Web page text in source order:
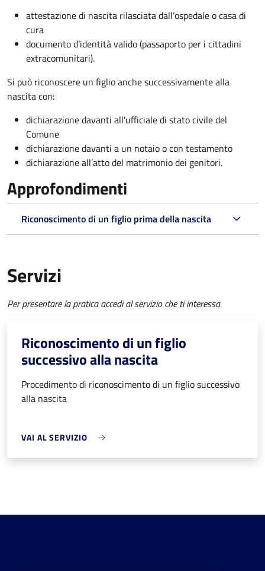
attestazione di nascita rilasciata dall’ospedale o casa di
cura
documento d’identità valido (passaporto per i cittadini
extracomunitari).
Si può riconoscere un figlio anche successivamente alla
nascita con:
dichiarazione davanti all'ufficiale di stato civile del
Comune
dichiarazione davanti a un notaio o con testamento
dichiarazione all’atto del matrimonio dei genitori.
Approfondimenti
Riconoscimento di un figlio prima della nascita
Servizi
Per presentare la pratica accedi al servizio che ti interessa
Riconoscimento di un figlio
successivo alla nascita
Procedimento di riconoscimento di un figlio successivo
alla nascita
VAI AL SERVIZIO